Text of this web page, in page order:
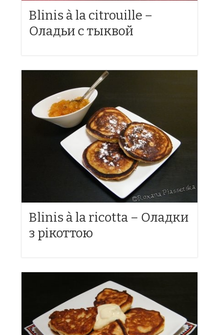
Blinis à la citrouille –
Оладьи с тыквой
Blinis à la ricotta – Оладки
з рікоттою